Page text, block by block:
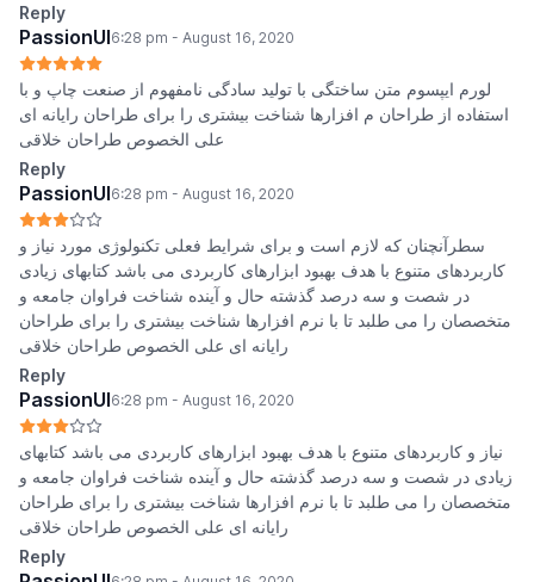
Reply
PassionUI6:28 pm - August 16, 2020
لورم ایپسوم متن ساختگی با تولید سادگی نامفهوم از صنعت چاپ و با
استفاده از طراحان م افزارها شناخت بیشتری را برای طراحان رایانه ای
علی الخصوص طراحان خلاقی
Reply
PassionUI6:28 pm - August 16, 2020
سطرآنچنان که لازم است و برای شرایط فعلی تکنولوژی مورد نیاز و
کاربردهای متنوع با هدف بهبود ابزارهای کاربردی می باشد کتابهای زیادی
در شصت و سه درصد گذشته حال و آینده شناخت فراوان جامعه و
متخصصان را می طلبد تا با نرم افزارها شناخت بیشتری را برای طراحان
رایانه ای علی الخصوص طراحان خلاقی
Reply
PassionUI6:28 pm - August 16, 2020
نیاز و کاربردهای متنوع با هدف بهبود ابزارهای کاربردی می باشد کتابهای
زیادی در شصت و سه درصد گذشته حال و آینده شناخت فراوان جامعه و
متخصصان را می طلبد تا با نرم افزارها شناخت بیشتری را برای طراحان
رایانه ای علی الخصوص طراحان خلاقی
Reply